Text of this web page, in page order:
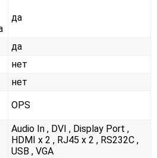
да
да
нет
нет
OPS
Audio In , DVI , Display Port ,
HDMI x 2 , RJ45 x 2 , RS232С ,
USB , VGA